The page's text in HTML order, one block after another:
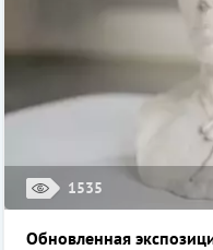
1535
Обновленная